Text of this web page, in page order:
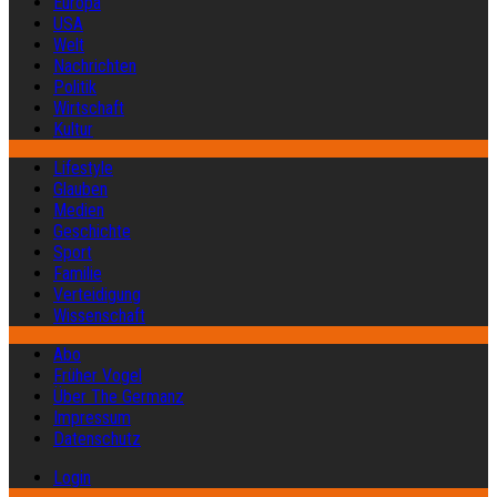
USA
Welt
Nachrichten
Politik
Wirtschaft
Kultur
Lifestyle
Glauben
Medien
Geschichte
Sport
Familie
Verteidigung
Wissenschaft
Abo
Früher Vogel
Über The Germanz
Impressum
Datenschutz
Login